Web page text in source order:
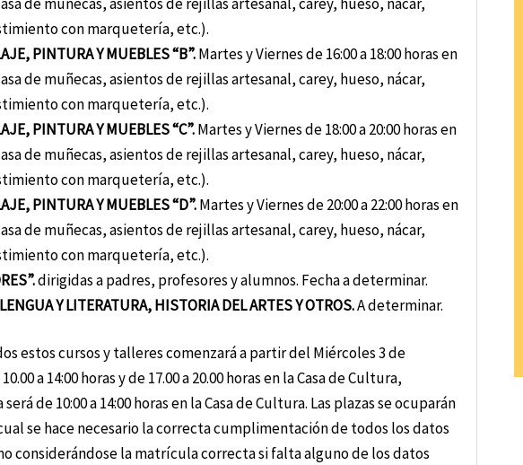
con marquetería, etc.).
PINTURA Y MUEBLES “B”.Martes y Viernes de 16:00 a 18:00 horas en
de muñecas, asientos de rejillas artesanal, carey, hueso, nácar,
con marquetería, etc.).
PINTURA Y MUEBLES “C”.Martes y Viernes de 18:00 a 20:00 horas en
de muñecas, asientos de rejillas artesanal, carey, hueso, nácar,
con marquetería, etc.).
PINTURA Y MUEBLES “D”.Martes y Viernes de 20:00 a 22:00 horas en
de muñecas, asientos de rejillas artesanal, carey, hueso, nácar,
con marquetería, etc.).
dirigidas a padres, profesores y alumnos. Fecha a determinar.
Y LITERATURA, HISTORIA DEL ARTES Y OTROS.A determinar.
estos cursos y talleres comenzará a partir del Miércoles 3 de
a 14:00 horas y de 17.00 a 20.00 horas en la Casa de Cultura,
de 10:00 a 14:00 horas en la Casa de Cultura. Las plazas se ocuparán
se hace necesario la correcta cumplimentación de todos los datos
considerándose la matrícula correcta si falta alguno de los datos